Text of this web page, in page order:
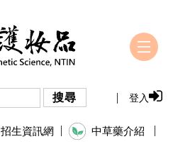
搜尋 登入
招生資訊網
中草藥介紹